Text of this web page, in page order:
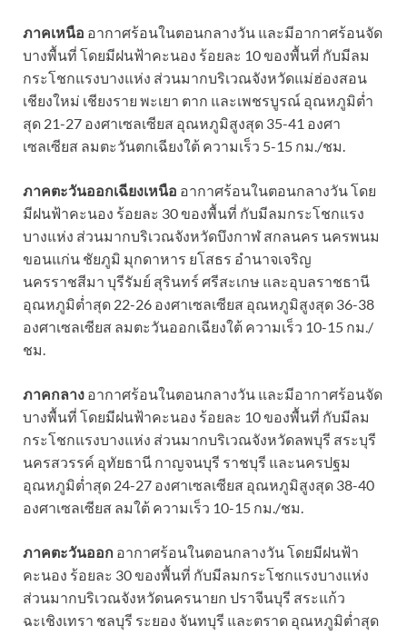
ภาคเหนือ อากาศร้อนในตอนกลางวัน และมีอากาศร้อนจัด
บางพื้นที่ โดยมีฝนฟ้าคะนอง ร้อยละ 10 ของพื้นที่ กับมีลม
กระโชกแรงบางแห่ง ส่วนมากบริเวณจังหวัดแม่ฮ่องสอน
เชียงใหม่ เชียงราย พะเยา ตาก และเพชรบูรณ์ อุณหภูมิต่ำ
สุด 21-27 องศาเซลเซียส อุณหภูมิสูงสุด 35-41 องศา
เซลเซียส ลมตะวันตกเฉียงใต้ ความเร็ว 5-15 กม./ชม.
ภาคตะวันออกเฉียงเหนือ อากาศร้อนในตอนกลางวัน โดย
มีฝนฟ้าคะนอง ร้อยละ 30 ของพื้นที่ กับมีลมกระโชกแรง
บางแห่ง ส่วนมากบริเวณจังหวัดบึงกาฬ สกลนคร นครพนม
ขอนแก่น ชัยภูมิ มุกดาหาร ยโสธร อำนาจเจริญ
นครราชสีมา บุรีรัมย์ สุรินทร์ ศรีสะเกษ และอุบลราชธานี
อุณหภูมิต่ำสุด 22-26 องศาเซลเซียส อุณหภูมิสูงสุด 36-38
องศาเซลเซียส ลมตะวันออกเฉียงใต้ ความเร็ว 10-15 กม./
ชม.
ภาคกลาง อากาศร้อนในตอนกลางวัน และมีอากาศร้อนจัด
บางพื้นที่ โดยมีฝนฟ้าคะนอง ร้อยละ 10 ของพื้นที่ กับมีลม
กระโชกแรงบางแห่ง ส่วนมากบริเวณจังหวัดลพบุรี สระบุรี
นครสวรรค์ อุทัยธานี กาญจนบุรี ราชบุรี และนครปฐม
อุณหภูมิต่ำสุด 24-27 องศาเซลเซียส อุณหภูมิสูงสุด 38-40
องศาเซลเซียส ลมใต้ ความเร็ว 10-15 กม./ชม.
ภาคตะวันออก อากาศร้อนในตอนกลางวัน โดยมีฝนฟ้า
คะนอง ร้อยละ 30 ของพื้นที่ กับมีลมกระโชกแรงบางแห่ง
ส่วนมากบริเวณจังหวัดนครนายก ปราจีนบุรี สระแก้ว
ฉะเชิงเทรา ชลบุรี ระยอง จันทบุรี และตราด อุณหภูมิต่ำสุด